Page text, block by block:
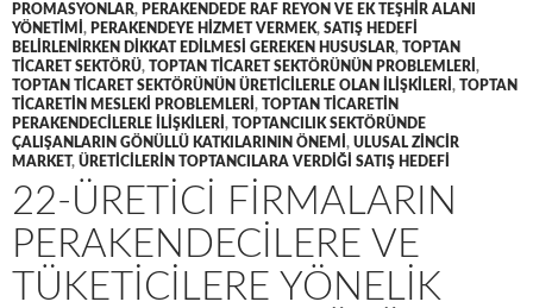
PROMASYONLAR, PERAKENDEDE RAF REYON VE EK TEŞHIR ALANI
YÖNETIMI , PERAKENDEYE HIZMET VERMEK, SATIŞ HEDEFI
BELIRLENIRKEN DIKKAT EDILMESI GEREKEN HUSUSLAR, TOPTAN
TICARET SEKTÖRÜ, TOPTAN TICARET SEKTÖRÜNÜN PROBLEMLERI ,
TOPTAN TICARET SEKTÖRÜNÜN ÜRETICILERLE OLAN ILIŞKILERI , TOPTAN
TICARETIN MESLEKI PROBLEMLERI , TOPTAN TICARETIN
PERAKENDECILERLE ILIŞKILERI , TOPTANCILIK SEKTÖRÜNDE
ÇALIŞANLARIN GÖNÜLLÜ KATKILARININ ÖNEMI , ULUSAL ZINCIR
MARKET, ÜRETICILERIN TOPTANCILARA VERDIĞI SATIŞ HEDEFI
22-ÜRETICI FIRMALARIN
PERAKENDECILERE VE
TÜKETICILERE YÖNELIK